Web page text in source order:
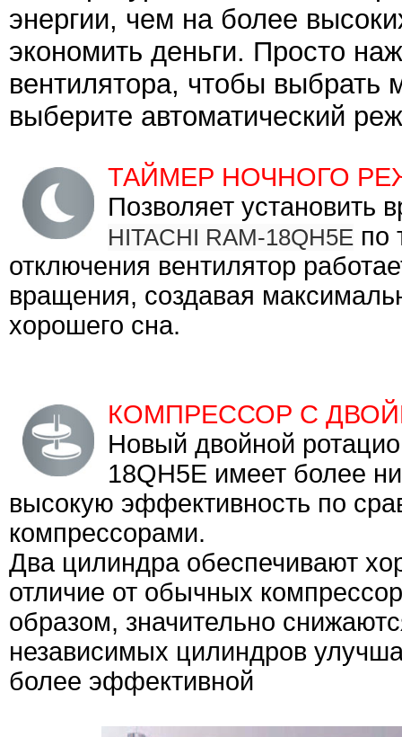
энергии, чем на более
экономить деньги. Просто
вентилятора, чтобы выбрать
выберите автоматический
ТАЙМЕР НОЧНОГО
Позволяет установить
HITACHI RAM-18QH5E по
отключения вентилятор
вращения, создавая
хорошего сна.
КОМПРЕССОР С
Новый двойной
18QH5E имеет более
высокую эффективность по
компрессорами.
Два цилиндра обеспечивают
отличие от обычных
образом, значительно
независимых цилиндров
более эффективной